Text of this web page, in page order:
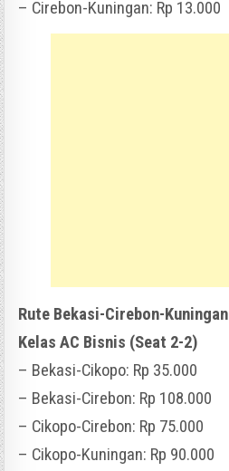
– Cirebon-Kuningan: Rp 13.000
Rute Bekasi-Cirebon-Kuningan
Kelas AC Bisnis (Seat 2-2)
– Bekasi-Cikopo: Rp 35.000
– Bekasi-Cirebon: Rp 108.000
– Cikopo-Cirebon: Rp 75.000
– Cikopo-Kuningan: Rp 90.000